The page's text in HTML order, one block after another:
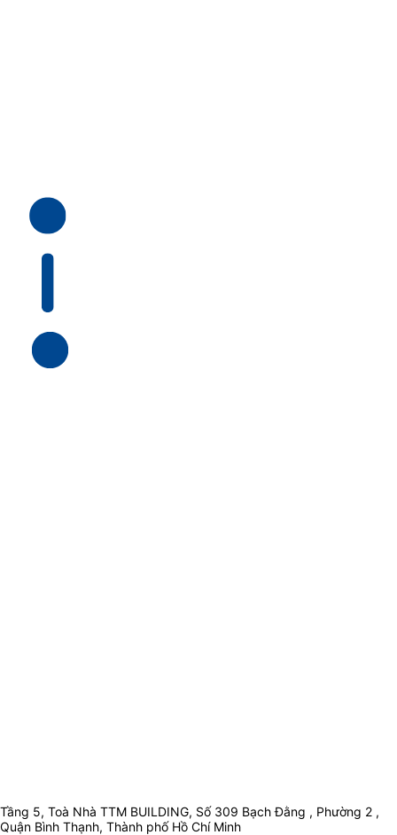
Tầng 5, Toà Nhà TTM BUILDING, Số 309 Bạch Đằng , Phường 2 ,
Quận Bình Thạnh, Thành phố Hồ Chí Minh